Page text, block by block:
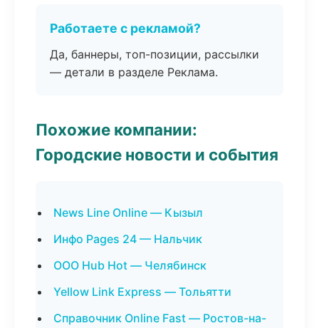
Работаете с рекламой?
Да, баннеры, топ-позиции, рассылки
— детали в разделе Реклама.
Похожие компании:
Городские новости и события
News Line Online — Кызыл
Инфо Pages 24 — Нальчик
ООО Hub Hot — Челябинск
Yellow Link Express — Тольятти
Справочник Online Fast — Ростов-на-